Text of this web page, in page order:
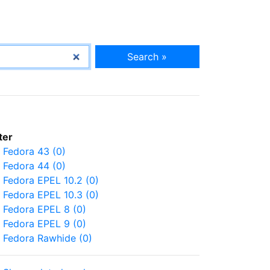
Search »
Fedora 43 (0)
Fedora 44 (0)
Fedora EPEL 10.2 (0)
Fedora EPEL 10.3 (0)
Fedora EPEL 8 (0)
Fedora EPEL 9 (0)
Fedora Rawhide (0)